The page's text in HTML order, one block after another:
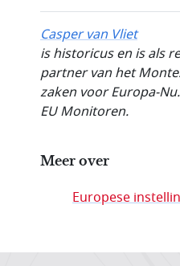
Casper van Vliet
is historicus en is als
partner van het
zaken voor Europa-
EU Monitoren.
Meer over
Europese